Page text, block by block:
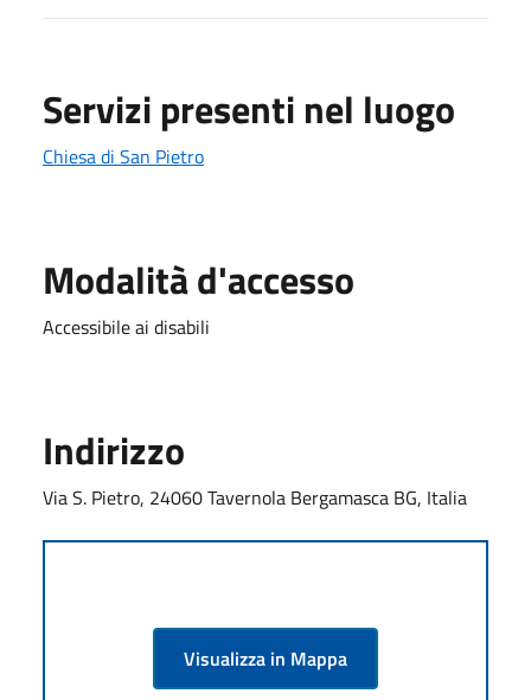
Servizi presenti nel luogo
Chiesa di San Pietro
Modalità d'accesso
Accessibile ai disabili
Indirizzo
Via S. Pietro, 24060 Tavernola Bergamasca BG, Italia
Visualizza in Mappa